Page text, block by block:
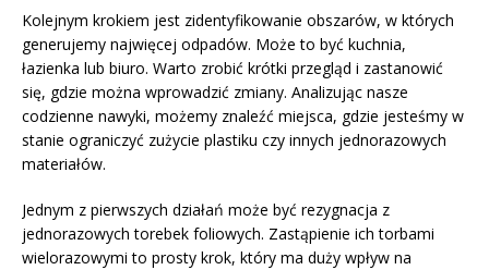
Kolejnym krokiem jest zidentyfikowanie obszarów, w których
generujemy najwięcej odpadów. Może to być kuchnia,
łazienka lub biuro. Warto zrobić krótki przegląd i zastanowić
się, gdzie można wprowadzić zmiany. Analizując nasze
codzienne nawyki, możemy znaleźć miejsca, gdzie jesteśmy w
stanie ograniczyć zużycie plastiku czy innych jednorazowych
materiałów.
Jednym z pierwszych działań może być rezygnacja z
jednorazowych torebek foliowych. Zastąpienie ich torbami
wielorazowymi to prosty krok, który ma duży wpływ na